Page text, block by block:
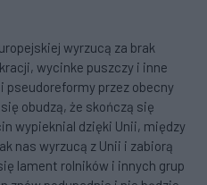
wyrzucą za brak
wycinke puszczy i inne
pseudoreformy przez obecny
obudzą, że skończą się
wypieknial dzięki Unii, między
nas wyrzucą z Unii i zabiorą
lament rolników i innych grup